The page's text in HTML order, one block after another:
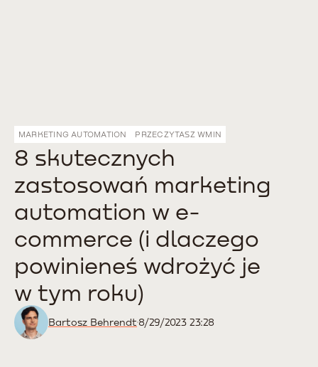
MARKETING AUTOMATION PRZECZYTASZ WMIN
8 skutecznych
zastosowań marketing
automation w e-
commerce (i dlaczego
powinieneś wdrożyć je
w tym roku)
Bartosz Behrendt 8/29/2023 23:28